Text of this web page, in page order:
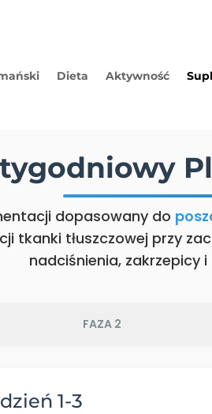
Dieta Aktywność
tygodniowy
dopasowany do
tkanki tłuszczowej przy
nadciśnienia, zakrzepicy
FAZA 2
1-3